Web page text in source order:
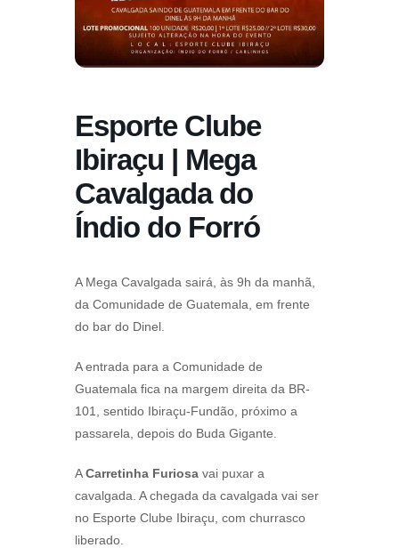
Esporte Clube
Ibiraçu | Mega
Cavalgada do
Índio do Forró
A Mega Cavalgada sairá, às 9h da manhã,
da Comunidade de Guatemala, em frente
do bar do Dinel.
A entrada para a Comunidade de
Guatemala fica na margem direita da BR-
101, sentido Ibiraçu-Fundão, próximo a
passarela, depois do Buda Gigante.
ACarretinha Furiosa vai puxar a
cavalgada. A chegada da cavalgada vai ser
no Esporte Clube Ibiraçu, com churrasco
liberado.